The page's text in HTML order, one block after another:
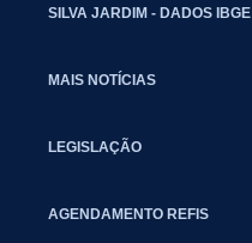
SILVA JARDIM - DADOS IBGE
MAIS NOTÍCIAS
LEGISLAÇÃO
AGENDAMENTO REFIS